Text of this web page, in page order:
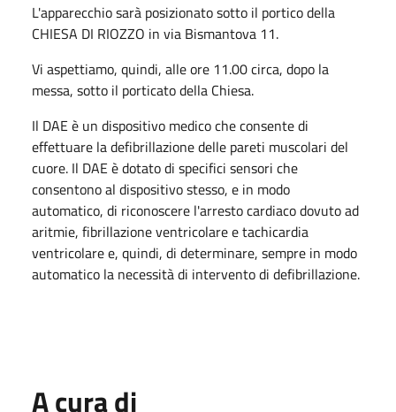
L'apparecchio sarà posizionato sotto il portico della
CHIESA DI RIOZZO in via Bismantova 11.
Vi aspettiamo, quindi, alle ore 11.00 circa, dopo la
messa, sotto il porticato della Chiesa.
Il DAE è un dispositivo medico che consente di
effettuare la defibrillazione delle pareti muscolari del
cuore. Il DAE è dotato di specifici sensori che
consentono al dispositivo stesso, e in modo
automatico, di riconoscere l'arresto cardiaco dovuto ad
aritmie, fibrillazione ventricolare e tachicardia
ventricolare e, quindi, di determinare, sempre in modo
automatico la necessità di intervento di defibrillazione.
A cura di